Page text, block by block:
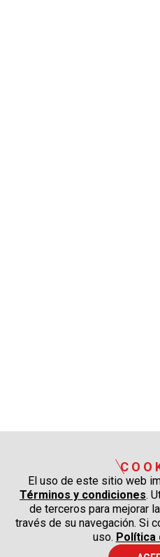
El uso de este sitio web
Términos y condiciones.
de terceros para mejorar
través de su navegación. Si
uso. Política